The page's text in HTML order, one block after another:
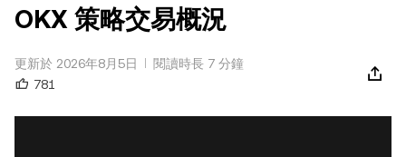
OKX 策略交易概況
更新於 2026年8月5日
閱讀時長 7 分鐘
781